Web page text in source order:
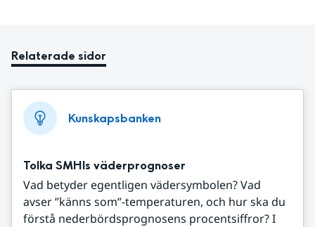
Relaterade sidor
Kunskapsbanken
Tolka SMHIs väderprognoser
Vad betyder egentligen vädersymbolen? Vad
avser ”känns som”-temperaturen, och hur ska du
förstå nederbördsprognosens procentsiffror? I